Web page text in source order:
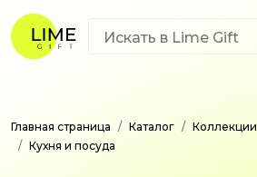
Главная страница Каталог Коллекции
Кухня и посуда